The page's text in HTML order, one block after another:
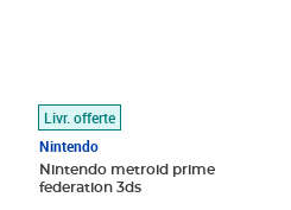
Livr. offerte
Nintendo
Nintendo metroid prime
federation 3ds